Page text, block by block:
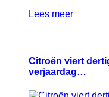
Lees meer
Citroën viert
verjaardag…